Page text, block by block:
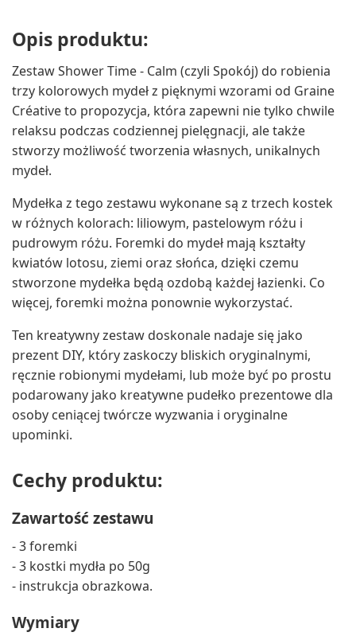
Opis produktu:
Zestaw Shower Time - Calm (czyli Spokój) do robienia
trzy kolorowych mydeł z pięknymi wzorami od Graine
Créative to propozycja, która zapewni nie tylko chwile
relaksu podczas codziennej pielęgnacji, ale także
stworzy możliwość tworzenia własnych, unikalnych
mydeł.
Mydełka z tego zestawu wykonane są z trzech kostek
w różnych kolorach: liliowym, pastelowym różu i
pudrowym różu. Foremki do mydeł mają kształty
kwiatów lotosu, ziemi oraz słońca, dzięki czemu
stworzone mydełka będą ozdobą każdej łazienki. Co
więcej, foremki można ponownie wykorzystać.
Ten kreatywny zestaw doskonale nadaje się jako
prezent DIY, który zaskoczy bliskich oryginalnymi,
ręcznie robionymi mydełami, lub może być po prostu
podarowany jako kreatywne pudełko prezentowe dla
osoby ceniącej twórcze wyzwania i oryginalne
upominki.
Cechy produktu:
Zawartość zestawu
- 3 foremki
- 3 kostki mydła po 50g
- instrukcja obrazkowa.
Wymiary